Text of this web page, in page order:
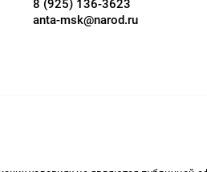
8 (925) 136-3623
anta-msk@narod.ru